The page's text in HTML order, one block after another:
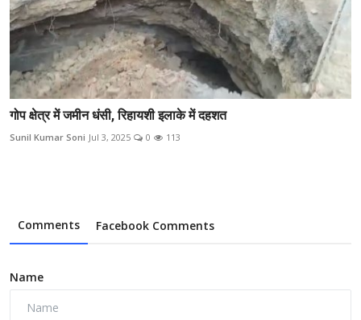
गोप क्षेत्र में जमीन धंसी, रिहायशी इलाके में दहशत
Sunil Kumar Soni Jul 3, 2025 0 113
Comments Facebook Comments
Name